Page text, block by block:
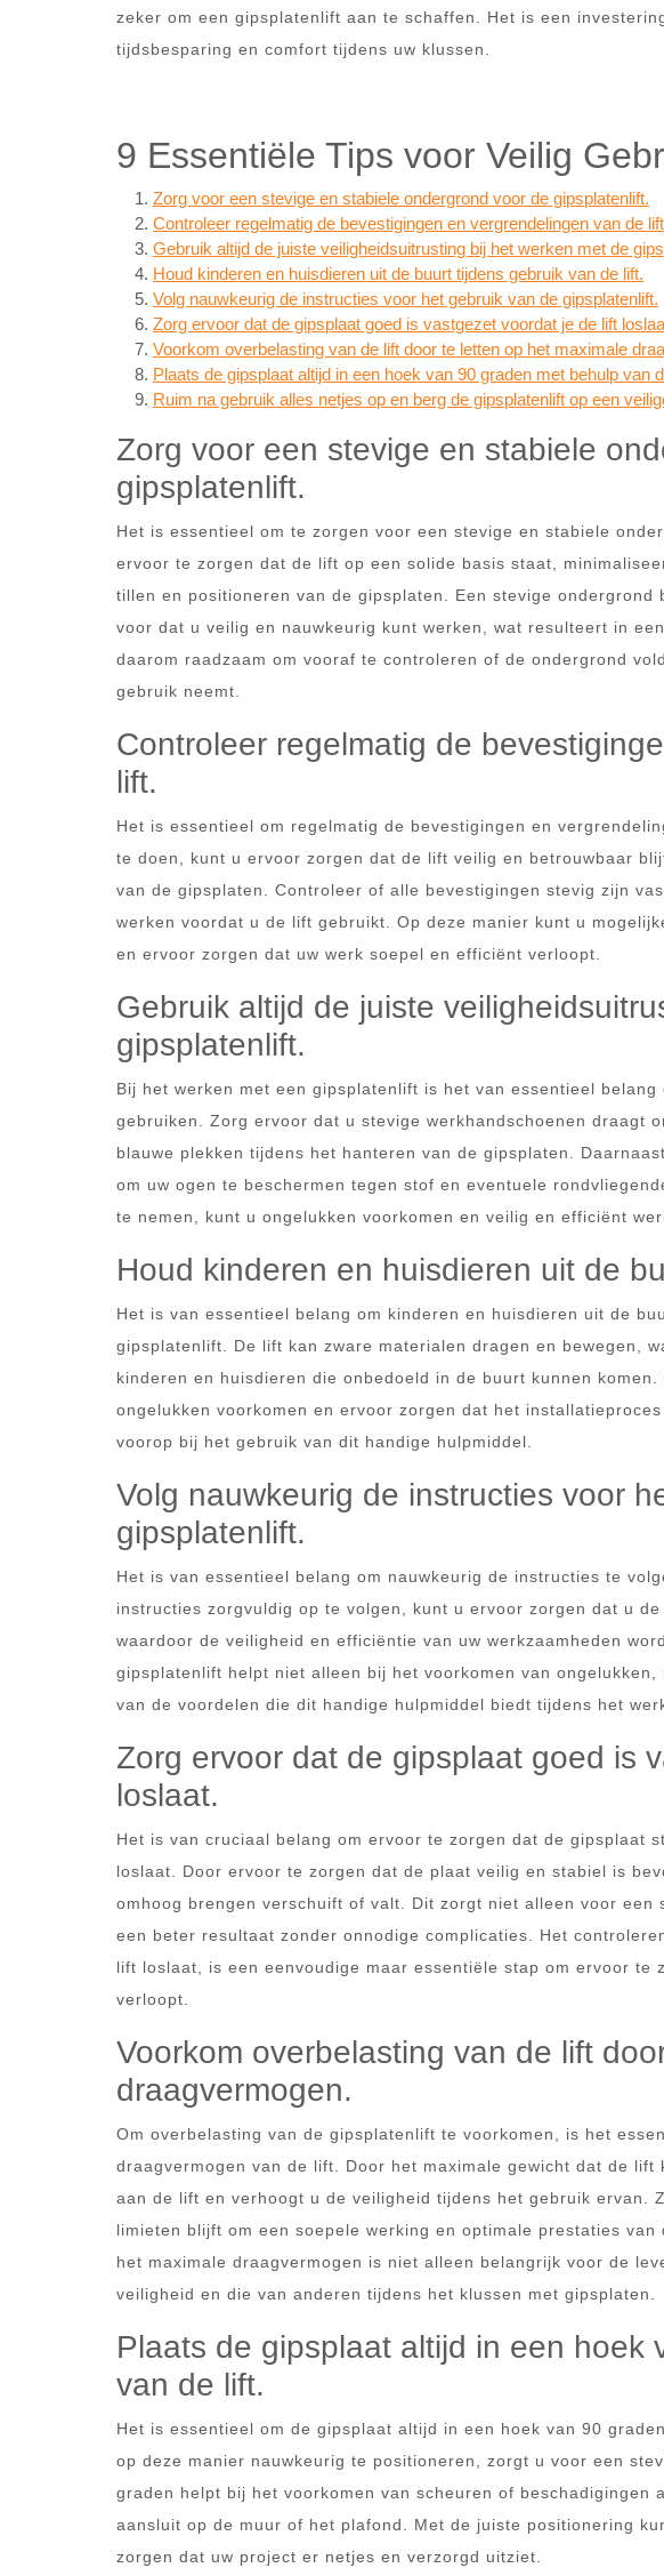
zeker om een gipsplatenlift aan te schaffen. Het is een
tijdsbesparing en comfort tijdens uw klussen.
9 Essentiële Tips voor Veilig
Zorg voor een stevige en stabiele ondergrond voor de gipsplatenlift.
Controleer regelmatig de bevestigingen en vergrendelingen van de
Gebruik altijd de juiste veiligheidsuitrusting bij het werken met de
Houd kinderen en huisdieren uit de buurt tijdens gebruik van de lift.
Volg nauwkeurig de instructies voor het gebruik van de gipsplatenlift.
Zorg ervoor dat de gipsplaat goed is vastgezet voordat je de lift
Voorkom overbelasting van de lift door te letten op het maximale
Plaats de gipsplaat altijd in een hoek van 90 graden met behulp van
Ruim na gebruik alles netjes op en berg de gipsplatenlift op een
Zorg voor een stevige en stabiele
gipsplatenlift.
Het is essentieel om te zorgen voor een stevige en stabiele
ervoor te zorgen dat de lift op een solide basis staat,
tillen en positioneren van de gipsplaten. Een stevige
voor dat u veilig en nauwkeurig kunt werken, wat resulteert in
daarom raadzaam om vooraf te controleren of de ondergrond
gebruik neemt.
Controleer regelmatig de
lift.
Het is essentieel om regelmatig de bevestigingen en
te doen, kunt u ervoor zorgen dat de lift veilig en betrouwbaar
van de gipsplaten. Controleer of alle bevestigingen stevig zijn
werken voordat u de lift gebruikt. Op deze manier kunt u
en ervoor zorgen dat uw werk soepel en efficiënt verloopt.
Gebruik altijd de juiste
gipsplatenlift.
Bij het werken met een gipsplatenlift is het van essentieel
gebruiken. Zorg ervoor dat u stevige werkhandschoenen draagt
blauwe plekken tijdens het hanteren van de gipsplaten.
om uw ogen te beschermen tegen stof en eventuele
te nemen, kunt u ongelukken voorkomen en veilig en efficiënt
Houd kinderen en huisdieren uit de
Het is van essentieel belang om kinderen en huisdieren uit de
gipsplatenlift. De lift kan zware materialen dragen en bewegen,
kinderen en huisdieren die onbedoeld in de buurt kunnen
ongelukken voorkomen en ervoor zorgen dat het
voorop bij het gebruik van dit handige hulpmiddel.
Volg nauwkeurig de instructies voor
gipsplatenlift.
Het is van essentieel belang om nauwkeurig de instructies te
instructies zorgvuldig op te volgen, kunt u ervoor zorgen dat u
waardoor de veiligheid en efficiëntie van uw werkzaamheden
gipsplatenlift helpt niet alleen bij het voorkomen van
van de voordelen die dit handige hulpmiddel biedt tijdens het
Zorg ervoor dat de gipsplaat goed is
loslaat.
Het is van cruciaal belang om ervoor te zorgen dat de gipsplaat
loslaat. Door ervoor te zorgen dat de plaat veilig en stabiel is
omhoog brengen verschuift of valt. Dit zorgt niet alleen voor
een beter resultaat zonder onnodige complicaties. Het
lift loslaat, is een eenvoudige maar essentiële stap om ervoor te
verloopt.
Voorkom overbelasting van de lift
draagvermogen.
Om overbelasting van de gipsplatenlift te voorkomen, is het
draagvermogen van de lift. Door het maximale gewicht dat de
aan de lift en verhoogt u de veiligheid tijdens het gebruik ervan.
limieten blijft om een soepele werking en optimale prestaties
het maximale draagvermogen is niet alleen belangrijk voor de
veiligheid en die van anderen tijdens het klussen met gipsplaten.
Plaats de gipsplaat altijd in een hoek
van de lift.
Het is essentieel om de gipsplaat altijd in een hoek van 90
op deze manier nauwkeurig te positioneren, zorgt u voor een
graden helpt bij het voorkomen van scheuren of
aansluit op de muur of het plafond. Met de juiste positionering
zorgen dat uw project er netjes en verzorgd uitziet.